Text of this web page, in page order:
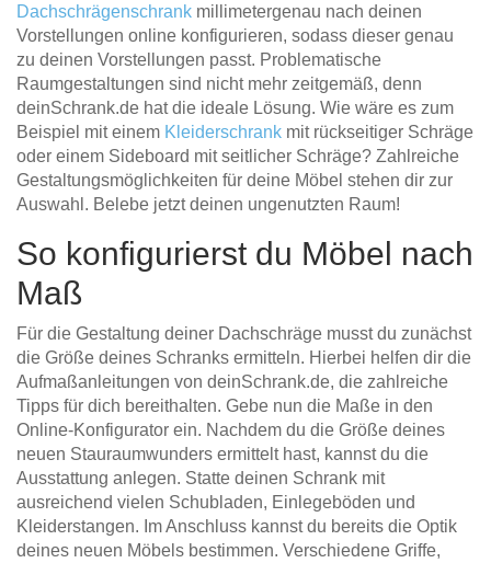
Dachschrägenschrank millimetergenau nach deinen
Vorstellungen online konfigurieren, sodass dieser genau
zu deinen Vorstellungen passt. Problematische
Raumgestaltungen sind nicht mehr zeitgemäß, denn
deinSchrank.de hat die ideale Lösung. Wie wäre es zum
Beispiel mit einem Kleiderschrank mit rückseitiger Schräge
oder einem Sideboard mit seitlicher Schräge? Zahlreiche
Gestaltungsmöglichkeiten für deine Möbel stehen dir zur
Auswahl. Belebe jetzt deinen ungenutzten Raum!
So konfigurierst du Möbel nach
Maß
Für die Gestaltung deiner Dachschräge musst du zunächst
die Größe deines Schranks ermitteln. Hierbei helfen dir die
Aufmaßanleitungen von deinSchrank.de, die zahlreiche
Tipps für dich bereithalten. Gebe nun die Maße in den
Online-Konfigurator ein. Nachdem du die Größe deines
neuen Stauraumwunders ermittelt hast, kannst du die
Ausstattung anlegen. Statte deinen Schrank mit
ausreichend vielen Schubladen, Einlegeböden und
Kleiderstangen. Im Anschluss kannst du bereits die Optik
deines neuen Möbels bestimmen. Verschiedene Griffe,